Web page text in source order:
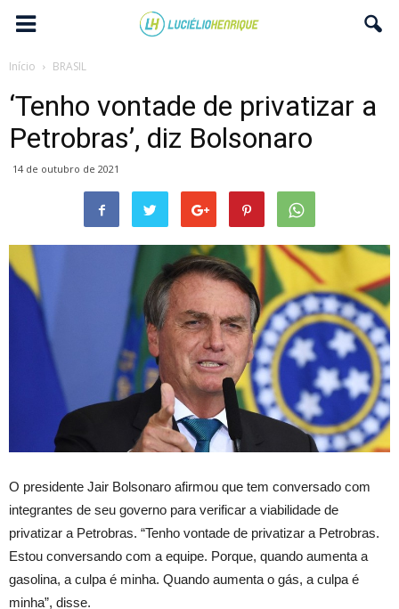
Início BRASIL
‘Tenho vontade de privatizar a
Petrobras’, diz Bolsonaro
14 de outubro de 2021
O presidente Jair Bolsonaro afirmou que tem conversado com
integrantes de seu governo para verificar a viabilidade de
privatizar a Petrobras. “Tenho vontade de privatizar a Petrobras.
Estou conversando com a equipe. Porque, quando aumenta a
gasolina, a culpa é minha. Quando aumenta o gás, a culpa é
minha”, disse.